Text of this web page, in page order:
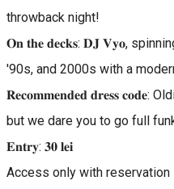
throwback night!
𝐎𝐧 𝐭𝐡𝐞 𝐝𝐞𝐜𝐤𝐬: 𝐃𝐉 𝐕𝐲𝐨,
'90s, and 2000s with a
𝐑𝐞𝐜𝐨𝐦𝐦𝐞𝐧𝐝𝐞𝐝 𝐝𝐫𝐞𝐬𝐬 𝐜𝐨𝐝𝐞:
but we dare you to go full
𝐄𝐧𝐭𝐫𝐲: 𝟑𝟎 𝐥𝐞𝐢
Access only with reservation